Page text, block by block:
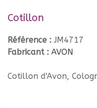
Cotillon
Référence : JM4717
Fabricant : AVON
Cotillon d'Avon,